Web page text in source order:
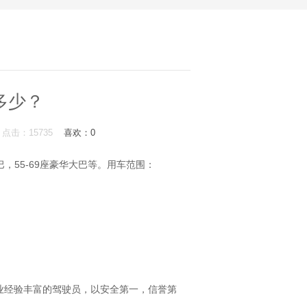
？
击：15735 喜欢： 0
55-69座豪华大巴等。用车范围：
验丰富的驾驶员，以安全第一，信誉第